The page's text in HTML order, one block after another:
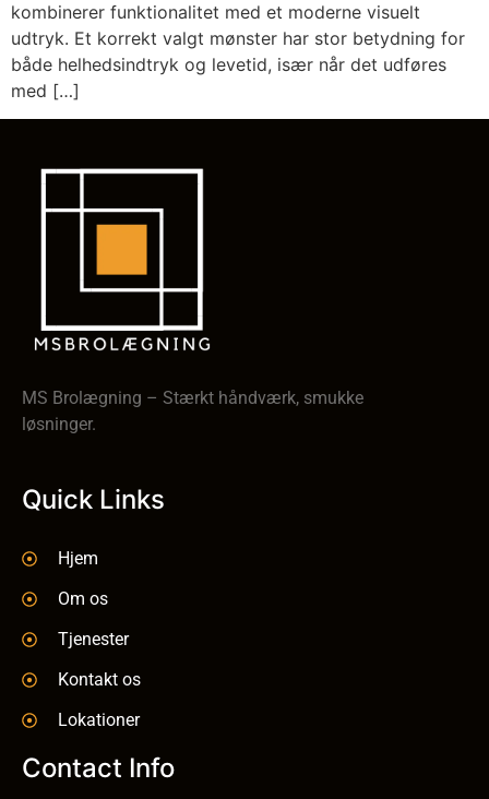
kombinerer funktionalitet med et moderne visuelt
udtryk. Et korrekt valgt mønster har stor betydning for
både helhedsindtryk og levetid, især når det udføres
med […]
MS Brolægning – Stærkt håndværk, smukke
løsninger.
Quick Links
Hjem
Om os
Tjenester
Kontakt os
Lokationer
Contact Info